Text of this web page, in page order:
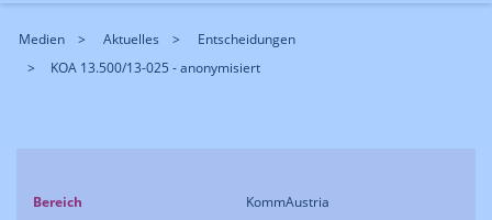
Medien Aktuelles
Entscheidungen
KOA 13.500/13-025 - anonymisiert
Bereich
KommAustria